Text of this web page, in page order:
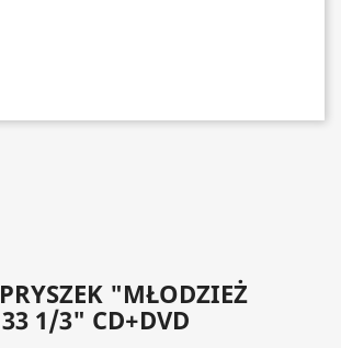
"MŁODZIEŻ
1/3" CD+DVD